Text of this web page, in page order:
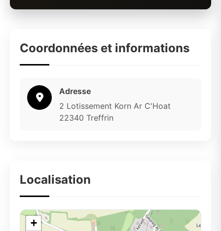
Coordonnées et informations
Adresse
2 Lotissement Korn Ar C'Hoat
22340 Treffrin
Localisation
+